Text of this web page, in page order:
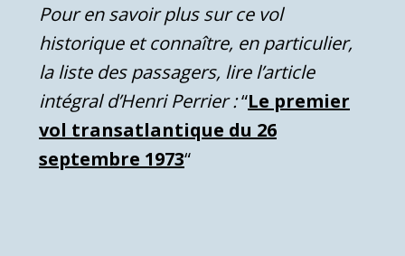
Pour en savoir plus sur ce vol
historique et connaître, en particulier,
la liste des passagers, lire l’article
intégral d’Henri Perrier :“Le premier
vol transatlantique du 26
septembre 1973“